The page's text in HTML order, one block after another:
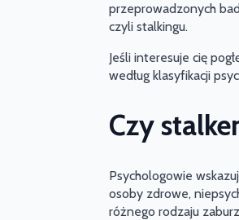
przeprowadzonych
czyli stalkingu.
Jeśli interesuje cię
według klasyfikacji
Czy
Psychologowie
osoby zdrowe,
różnego rodzaju